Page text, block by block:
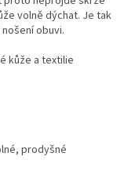
volně dýchat. Je tak
obuvi.
kůže a textilie
prodyšné